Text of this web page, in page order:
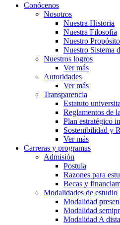
search
Menu
Conócenos
Nosotros
Nuestra Historia
Nuestra Filosofía
Nuestro Propósito
Nuestro Sistema
Nuestros logros
Ver más
Autoridades
Ver más
Transparencia
Estatuto
Reglamentos de
Plan estratégico
Sostenibilidad y
Ver más
Carreras y programas
Admisión
Postula
Razones para
Becas y
Modalidades de estudio
Modalidad
Modalidad
Modalidad A